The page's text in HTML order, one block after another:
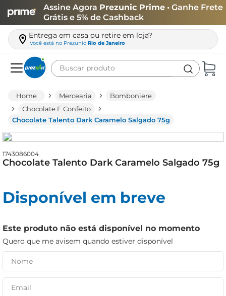
Assine Agora Prezunic Prime • Ganhe Frete
Grátis e 5% de Cashback
Entrega em casa ou retire em loja?
Você está no Prezunic Rio de Janeiro
Buscar produto
Mercearia
Bomboniere
Chocolate E Confeito
Chocolate Talento Dark Caramelo Salgado 75g
1743086004
Chocolate Talento Dark Caramelo Salgado 75g
Disponível em breve
Este produto não está disponível no momento
Quero que me avisem quando estiver disponível
leite
queijo
arroz
iogurte
papel higiênico
cerveja